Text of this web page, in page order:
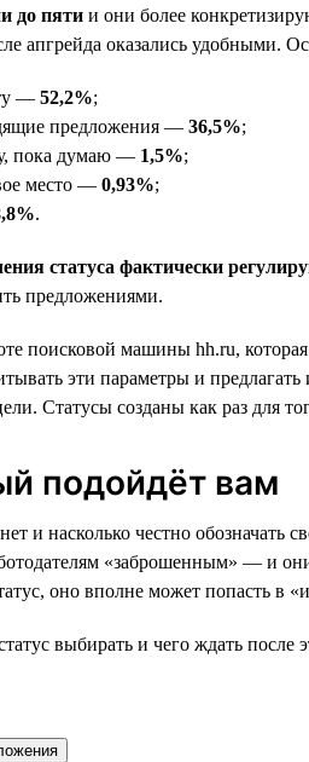
до пяти и они более
апгрейда оказались удобными.
— 52,2%;
предложения — 36,5%;
пока думаю — 1,5%;
место — 0,93%;
.
статуса фактически
предложениями.
поисковой машины hh.ru,
эти параметры и
Статусы созданы как раз для
подойдёт вам
и насколько честно
«заброшенным» — и
оно вполне может попасть
выбирать и чего ждать после